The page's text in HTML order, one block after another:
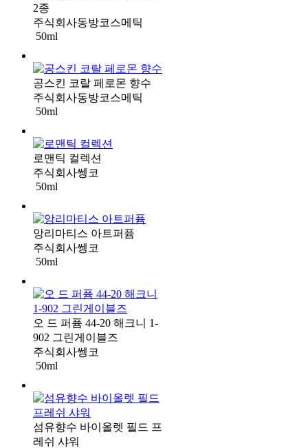
2종
주식회사동방코스메틱
50ml
공스킨 코랄 페로몬 향수
주식회사동방코스메틱
50ml
로맨틱 컬렉션
주식회사쎙코
50ml
앙리마티스 아트퍼퓸
주식회사쎙코
50ml
오 드 퍼퓸 44-20 해크니 1-
902 그린게이블즈
주식회사쎙코
50ml
섬유향수 바이올렛 필드 프
레쉬 샤워